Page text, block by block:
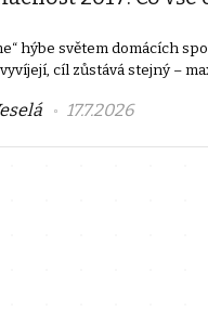
hýbe světem domácích
cíl zůstává stejný –
17.7.2026